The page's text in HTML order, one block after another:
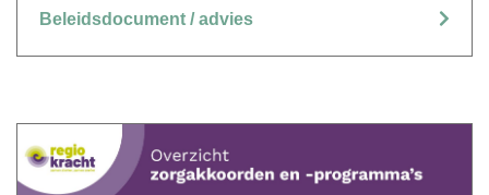
Beleidsdocument / advies